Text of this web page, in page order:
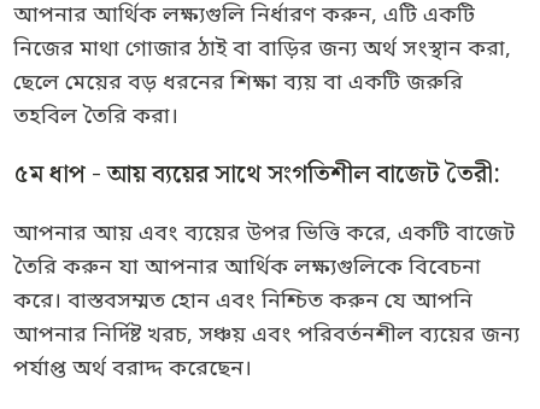
আপনার আর্থিক লক্ষ্যগুলি নির্ধারণ করুন, এটি একটি
নিজের মাথা গোজার ঠাই বা বাড়ির জন্য অর্থ সংস্থান করা,
ছেলে মেয়ের বড় ধরনের শিক্ষা ব্যয় বা একটি জরুরি
তহবিল তৈরি করা।
৫ম ধাপ - আয় ব্যয়ের সাথে সংগতিশীল বাজেট তৈরী:
আপনার আয় এবং ব্যয়ের উপর ভিত্তি করে, একটি বাজেট
তৈরি করুন যা আপনার আর্থিক লক্ষ্যগুলিকে বিবেচনা
করে। বাস্তবসম্মত হোন এবং নিশ্চিত করুন যে আপনি
আপনার নির্দিষ্ট খরচ, সঞ্চয় এবং পরিবর্তনশীল ব্যয়ের জন্য
পর্যাপ্ত অর্থ বরাদ্দ করেছেন।